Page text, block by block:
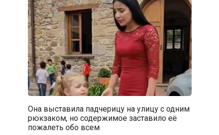
Она выставила падчерицу на улицу с одним
рюкзаком, но содержимое заставило её
пожалеть обо всем